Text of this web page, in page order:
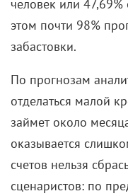
человек или
этом почти 98%
забастовки.
По прогнозам
отделаться малой
займет около
оказывается
счетов нельзя
сценаристов: по